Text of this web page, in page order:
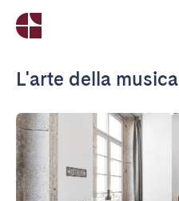
L'arte della musica